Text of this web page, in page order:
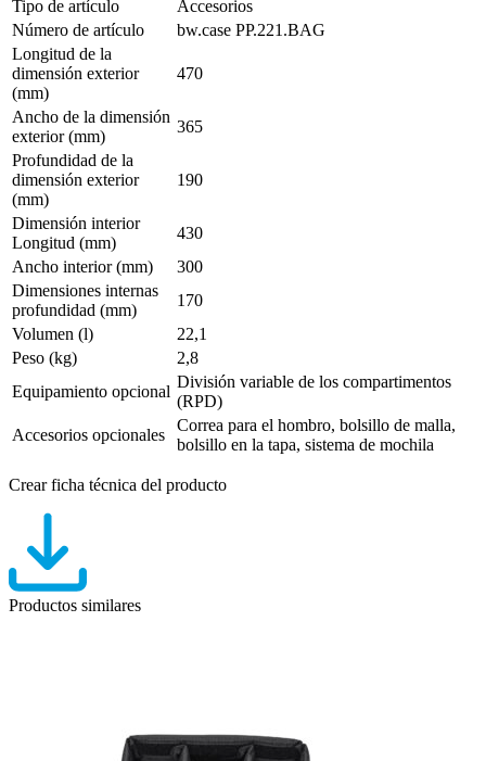
Tipo de artículo
Accesorios
Número de artículo
bw.case PP.221.BAG
Longitud de la
dimensión exterior
(mm)
470
Ancho de la dimensión
exterior (mm)
365
Profundidad de la
dimensión exterior
(mm)
190
Dimensión interior
Longitud (mm)
430
Ancho interior (mm)
300
Dimensiones internas
profundidad (mm)
170
Volumen (l)
22,1
Peso (kg)
2,8
Equipamiento opcional
División variable de los compartimentos
(RPD)
Accesorios opcionales
Correa para el hombro, bolsillo de malla,
bolsillo en la tapa, sistema de mochila
Crear ficha técnica del producto
Productos similares